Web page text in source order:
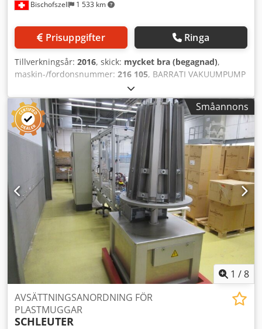
Bischofszell 1 533 km
Prisuppgifter Ringa
Tillverkningsår: 2016, skick: mycket bra (begagnad),
maskin-/fordonsnummer: 216 105, BARRATI VAKUUMPUMP
MED STATIV MED SUGFILTER OCH LJUDDÄMPARE
Utrustning / ytterligare information: Rootsblåsare absolut
olje- och slitagefri kompression, luftkyld, kilremsdrift med
spännslidskenor samt remskydd och tvåstegs
avluftsljuddämpare Inklusive följande tillbehör: -
Vakuumbegränsningsventil -Finfilter för sug, 3” -
Anslutningsstos invändig gänga 3” -Rörfjädermanometer
-1..0 bar, fylld med glycerin Dkedpfx Aohqmghscfor -
Drivmotor Blåsardata: Max. undertryck: 500 mbar, abs.
Sugvolym: 440 m3/h Blåsarvarvtal: 2920 rpm Ljudnivå: ca
79 dB (A) Motordata: 7,5 kW, 2930 rpm, 400/690 V, 50 Hz, IP
55 ISO-klass F, B3, KKL
Småannons
1 /8
AVSÄTTNINGSANORDNING FÖR
PLASTMUGGAR
SCHLEUTER